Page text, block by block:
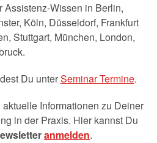
Assistenz-Wissen in Berlin,
Köln, Düsseldorf, Frankfurt
Stuttgart, München, London,
Du unterSeminar Termine.
Informationen zu Deiner
in der Praxis. Hier kannst Du
anmelden.